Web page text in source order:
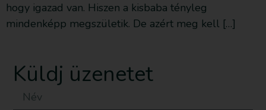
hogy igazad van. Hiszen a kisbaba tényleg
mindenképp megszületik. De azért meg kell […]
Küldj üzenetet